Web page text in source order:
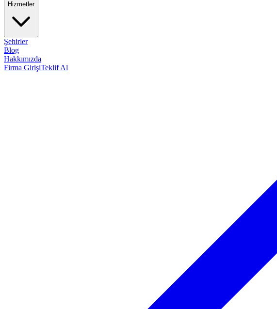
Hizmetler
Şehirler
Blog
Hakkımızda
Firma GirişiTeklif Al